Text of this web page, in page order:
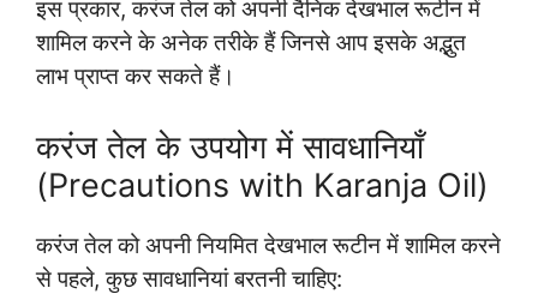
इस प्रकार, करंज तेल को अपनी दैनिक देखभाल रूटीन में
शामिल करने के अनेक तरीके हैं जिनसे आप इसके अद्भुत
लाभ प्राप्त कर सकते हैं।
करंज तेल के उपयोग में सावधानियाँ
(Precautions with Karanja Oil)
करंज तेल को अपनी नियमित देखभाल रूटीन में शामिल करने
से पहले, कुछ सावधानियां बरतनी चाहिए: